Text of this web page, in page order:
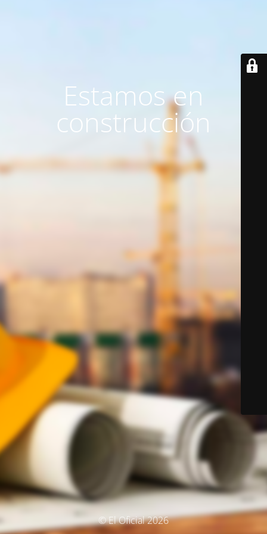
Estamos en
construcción
© El Oficial 2026